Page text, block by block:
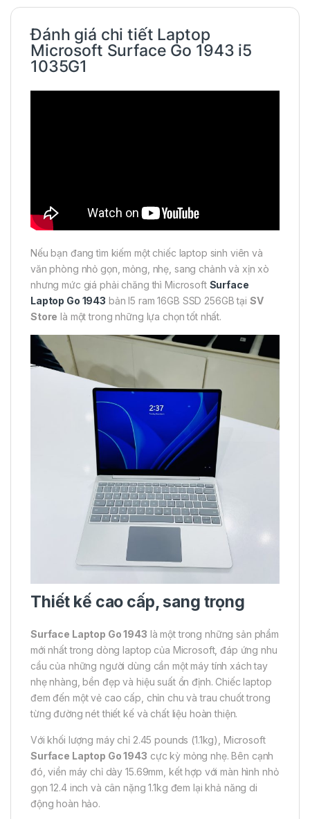
Đánh giá chi tiết Laptop
Microsoft Surface Go 1943 i5
1035G1
Nếu bạn đang tìm kiếm một chiếc laptop sinh viên và
văn phòng nhỏ gọn, mỏng, nhẹ, sang chảnh và xịn xò
nhưng mức giá phải chăng thì Microsoft Surface
Laptop Go 1943 bản I5 ram 16GB SSD 256GB tại SV
Store là một trong những lựa chọn tốt nhất.
Thiết kế cao cấp, sang trọng
Surface Laptop Go 1943 là một trong những sản phẩm
mới nhất trong dòng laptop của Microsoft, đáp ứng nhu
cầu của những người dùng cần một máy tính xách tay
nhẹ nhàng, bền đẹp và hiệu suất ổn định. Chiếc laptop
đem đến một vẻ cao cấp, chỉn chu và trau chuốt trong
từng đường nét thiết kế và chất liệu hoàn thiện.
Với khối lượng máy chỉ 2.45 pounds (1.1kg), Microsoft
Surface Laptop Go 1943 cực kỳ mỏng nhẹ. Bên cạnh
đó, viền máy chỉ dày 15.69mm, kết hợp với màn hình nhỏ
gọn 12.4 inch và cân nặng 1.1kg đem lại khả năng di
động hoàn hảo.